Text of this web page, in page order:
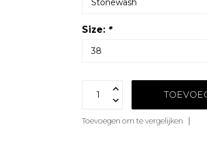
Size: *
Toevoegen om te vergelijken